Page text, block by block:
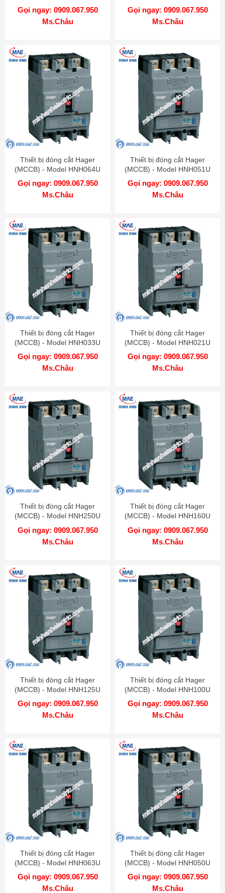
Gọi ngay: 0909.067.950
Ms.Châu
Gọi ngay: 0909.067.950
Ms.Châu
Thiết bị đóng cắt Hager
(MCCB) - Model HNH064U
Gọi ngay: 0909.067.950
Ms.Châu
Thiết bị đóng cắt Hager
(MCCB) - Model HNH051U
Gọi ngay: 0909.067.950
Ms.Châu
Thiết bị đóng cắt Hager
(MCCB) - Model HNH033U
Gọi ngay: 0909.067.950
Ms.Châu
Thiết bị đóng cắt Hager
(MCCB) - Model HNH021U
Gọi ngay: 0909.067.950
Ms.Châu
Thiết bị đóng cắt Hager
(MCCB) - Model HNH250U
Gọi ngay: 0909.067.950
Ms.Châu
Thiết bị đóng cắt Hager
(MCCB) - Model HNH160U
Gọi ngay: 0909.067.950
Ms.Châu
Thiết bị đóng cắt Hager
(MCCB) - Model HNH125U
Gọi ngay: 0909.067.950
Ms.Châu
Thiết bị đóng cắt Hager
(MCCB) - Model HNH100U
Gọi ngay: 0909.067.950
Ms.Châu
Thiết bị đóng cắt Hager
(MCCB) - Model HNH063U
Gọi ngay: 0909.067.950
Ms.Châu
Thiết bị đóng cắt Hager
(MCCB) - Model HNH050U
Gọi ngay: 0909.067.950
Ms.Châu